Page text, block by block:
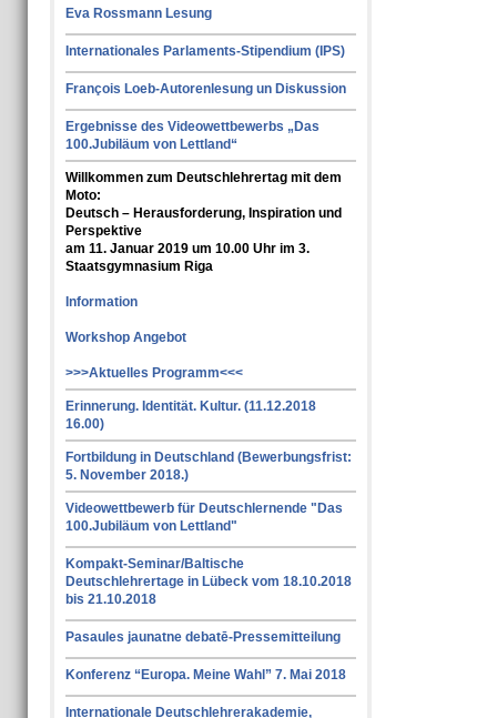
Eva Rossmann Lesung
Internationales Parlaments-Stipendium (IPS)
François Loeb-Autorenlesung un Diskussion
Ergebnisse des Videowettbewerbs „Das
100.Jubiläum von Lettland“
Willkommen zum Deutschlehrertag mit dem
Moto:
Deutsch – Herausforderung, Inspiration und
Perspektive
am 11. Januar 2019 um 10.00 Uhr im 3.
Staatsgymnasium Riga
Information
Workshop Angebot
>>>Aktuelles Programm<<<
Erinnerung. Identität. Kultur. (11.12.2018
16.00)
Fortbildung in Deutschland (Bewerbungsfrist:
5. November 2018.)
Videowettbewerb für Deutschlernende "Das
100.Jubiläum von Lettland"
Kompakt-Seminar/Baltische
Deutschlehrertage in Lübeck vom 18.10.2018
bis 21.10.2018
Pasaules jaunatne debatē-Pressemitteilung
Konferenz “Europa. Meine Wahl” 7. Mai 2018
Internationale Deutschlehrerakademie,